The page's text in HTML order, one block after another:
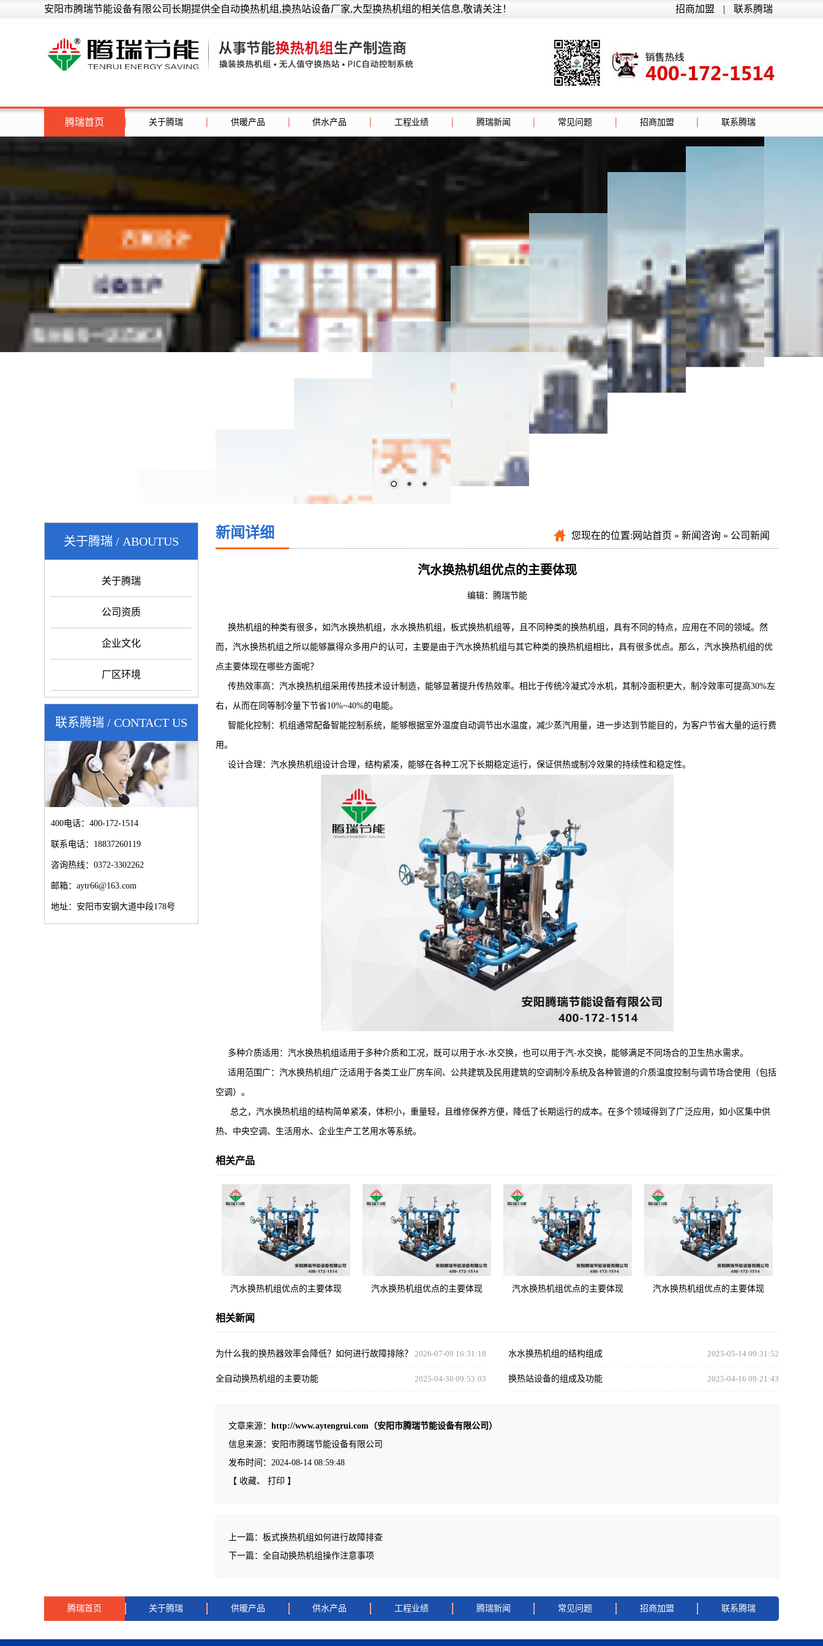
安阳市腾瑞节能设备有限公司长期提供全自动换热机组,换热站设备厂家,大型换热机组的相关信息,敬请关注！ 招商加盟 | 联系腾瑞
腾瑞首页 关于腾瑞 供暖产品 供水产品 工程业绩 腾瑞新闻 常见问题 招商加盟 联系腾瑞
关于腾瑞 / ABOUTUS
关于腾瑞
公司资质
企业文化
厂区环境
联系腾瑞 / CONTACT US
400电话：400-172-1514
联系电话：18837260119
咨询热线：0372-3302262
邮箱：aytr66@163.com
地址：安阳市安钢大道中段178号
新闻详细 您现在的位置: 网站首页 » 新闻咨询 » 公司新闻
汽水换热机组优点的主要体现
编辑： 腾瑞节能
换热机组的种类有很多，如汽水换热机组，水水换热机组，板式换热机组等，且不同种类的换热机组，具有不同的特点，应用在不同的领域。然
而，汽水换热机组之所以能够赢得众多用户的认可，主要是由于汽水换热机组与其它种类的换热机组相比，具有很多优点。那么，汽水换热机组的优
点主要体现在哪些方面呢？
传热效率高：汽水换热机组采用传热技术设计制造，能够显著提升传热效率。相比于传统冷凝式冷水机，其制冷面积更大，制冷效率可提高30%左
右，从而在同等制冷量下节省10%~40%的电能。
智能化控制：机组通常配备智能控制系统，能够根据室外温度自动调节出水温度，减少蒸汽用量，进一步达到节能目的，为客户节省大量的运行费
用。
设计合理：汽水换热机组设计合理，结构紧凑，能够在各种工况下长期稳定运行，保证供热或制冷效果的持续性和稳定性。
多种介质适用：汽水换热机组适用于多种介质和工况，既可以用于水-水交换，也可以用于汽-水交换，能够满足不同场合的卫生热水需求。
适用范围广：汽水换热机组广泛适用于各类工业厂房车间、公共建筑及民用建筑的空调制冷系统及各种管道的介质温度控制与调节场合使用（包括
空调）。
总之，汽水换热机组的结构简单紧凑，体积小，重量轻，且维修保养方便，降低了长期运行的成本。在多个领域得到了广泛应用，如小区集中供
热、中央空调、生活用水、企业生产工艺用水等系统。
相关产品
汽水换热机组优点的主要体现 汽水换热机组优点的主要体现 汽水换热机组优点的主要体现 汽水换热机组优点的主要体现
相关新闻
为什么我的换热器效率会降低？如何进行故障排除？ 2026-07-09 16:31:18 水水换热机组的结构组成 2025-05-14 09:31:52
全自动换热机组的主要功能 2025-04-30 09:53:03 换热站设备的组成及功能 2025-04-16 09:21:43
文章来源： http://www.aytengrui.com（安阳市腾瑞节能设备有限公司）
信息来源： 安阳市腾瑞节能设备有限公司
发布时间：2024-08-14 08:59:48
【 收藏、 打印 】
上一篇： 板式换热机组如何进行故障排查
下一篇： 全自动换热机组操作注意事项
腾瑞首页 关于腾瑞 供暖产品 供水产品 工程业绩 腾瑞新闻 常见问题 招商加盟 联系腾瑞